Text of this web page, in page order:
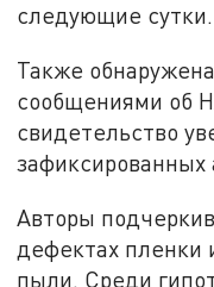
следующие сутки.
Также
сообщениями об
свидетельство
зафиксированных
Авторы
дефектах пленки
пыли. Среди